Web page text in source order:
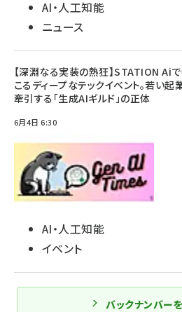
AI・人工知能
ニュース
【深淵なる実装の熱狂】STATION Ai
こるディープなテックイベント。若い起
牽引する「生成AIギルド」の正体
6月4日 6:30
AI・人工知能
イベント
バックナンバー